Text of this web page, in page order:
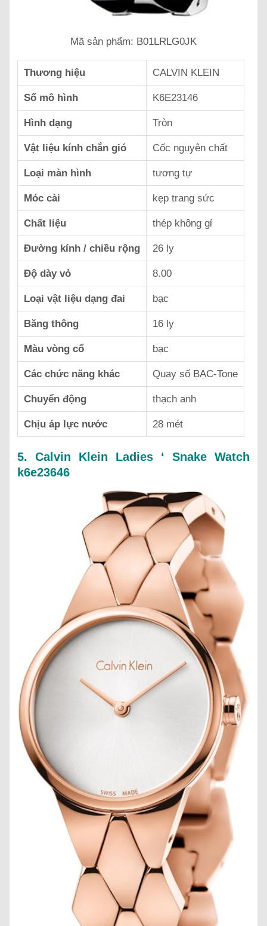
Mã sản phẩm: B01LRLG0JK
Thương hiệu CALVIN KLEIN
Số mô hình K6E23146
Hình dạng Tròn
Vật liệu kính chắn gió Cốc nguyên chất
Loại màn hình tương tự
Móc cài kẹp trang sức
Chất liệu thép không gỉ
Đường kính / chiều rộng 26 ly
Độ dày vỏ 8.00
Loại vật liệu dạng đai bạc
Băng thông 16 ly
Màu vòng cổ bạc
Các chức năng khác Quay số BẠC-Tone
Chuyển động thạch anh
Chịu áp lực nước 28 mét
5. Calvin Klein Ladies ‘ Snake Watch
k6e23646